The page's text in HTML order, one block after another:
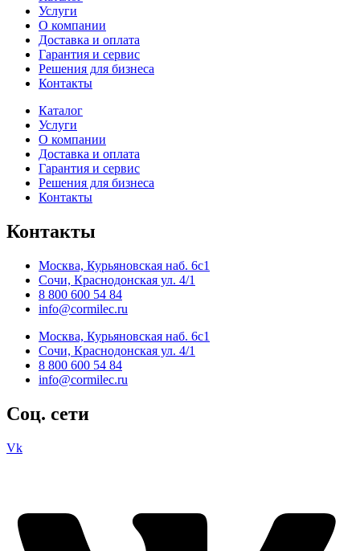
Услуги
О компании
Доставка и оплата
Гарантия и сервис
Решения для бизнеса
Контакты
Каталог
Услуги
О компании
Доставка и оплата
Гарантия и сервис
Решения для бизнеса
Контакты
Контакты
Москва, Курьяновская наб. 6с1
Сочи, Краснодонская ул. 4/1
8 800 600 54 84
info@cormilec.ru
Москва, Курьяновская наб. 6с1
Сочи, Краснодонская ул. 4/1
8 800 600 54 84
info@cormilec.ru
Соц. сети
Vk